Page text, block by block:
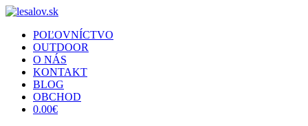
POĽOVNÍCTVO
OUTDOOR
O NÁS
KONTAKT
BLOG
OBCHOD
0.00€